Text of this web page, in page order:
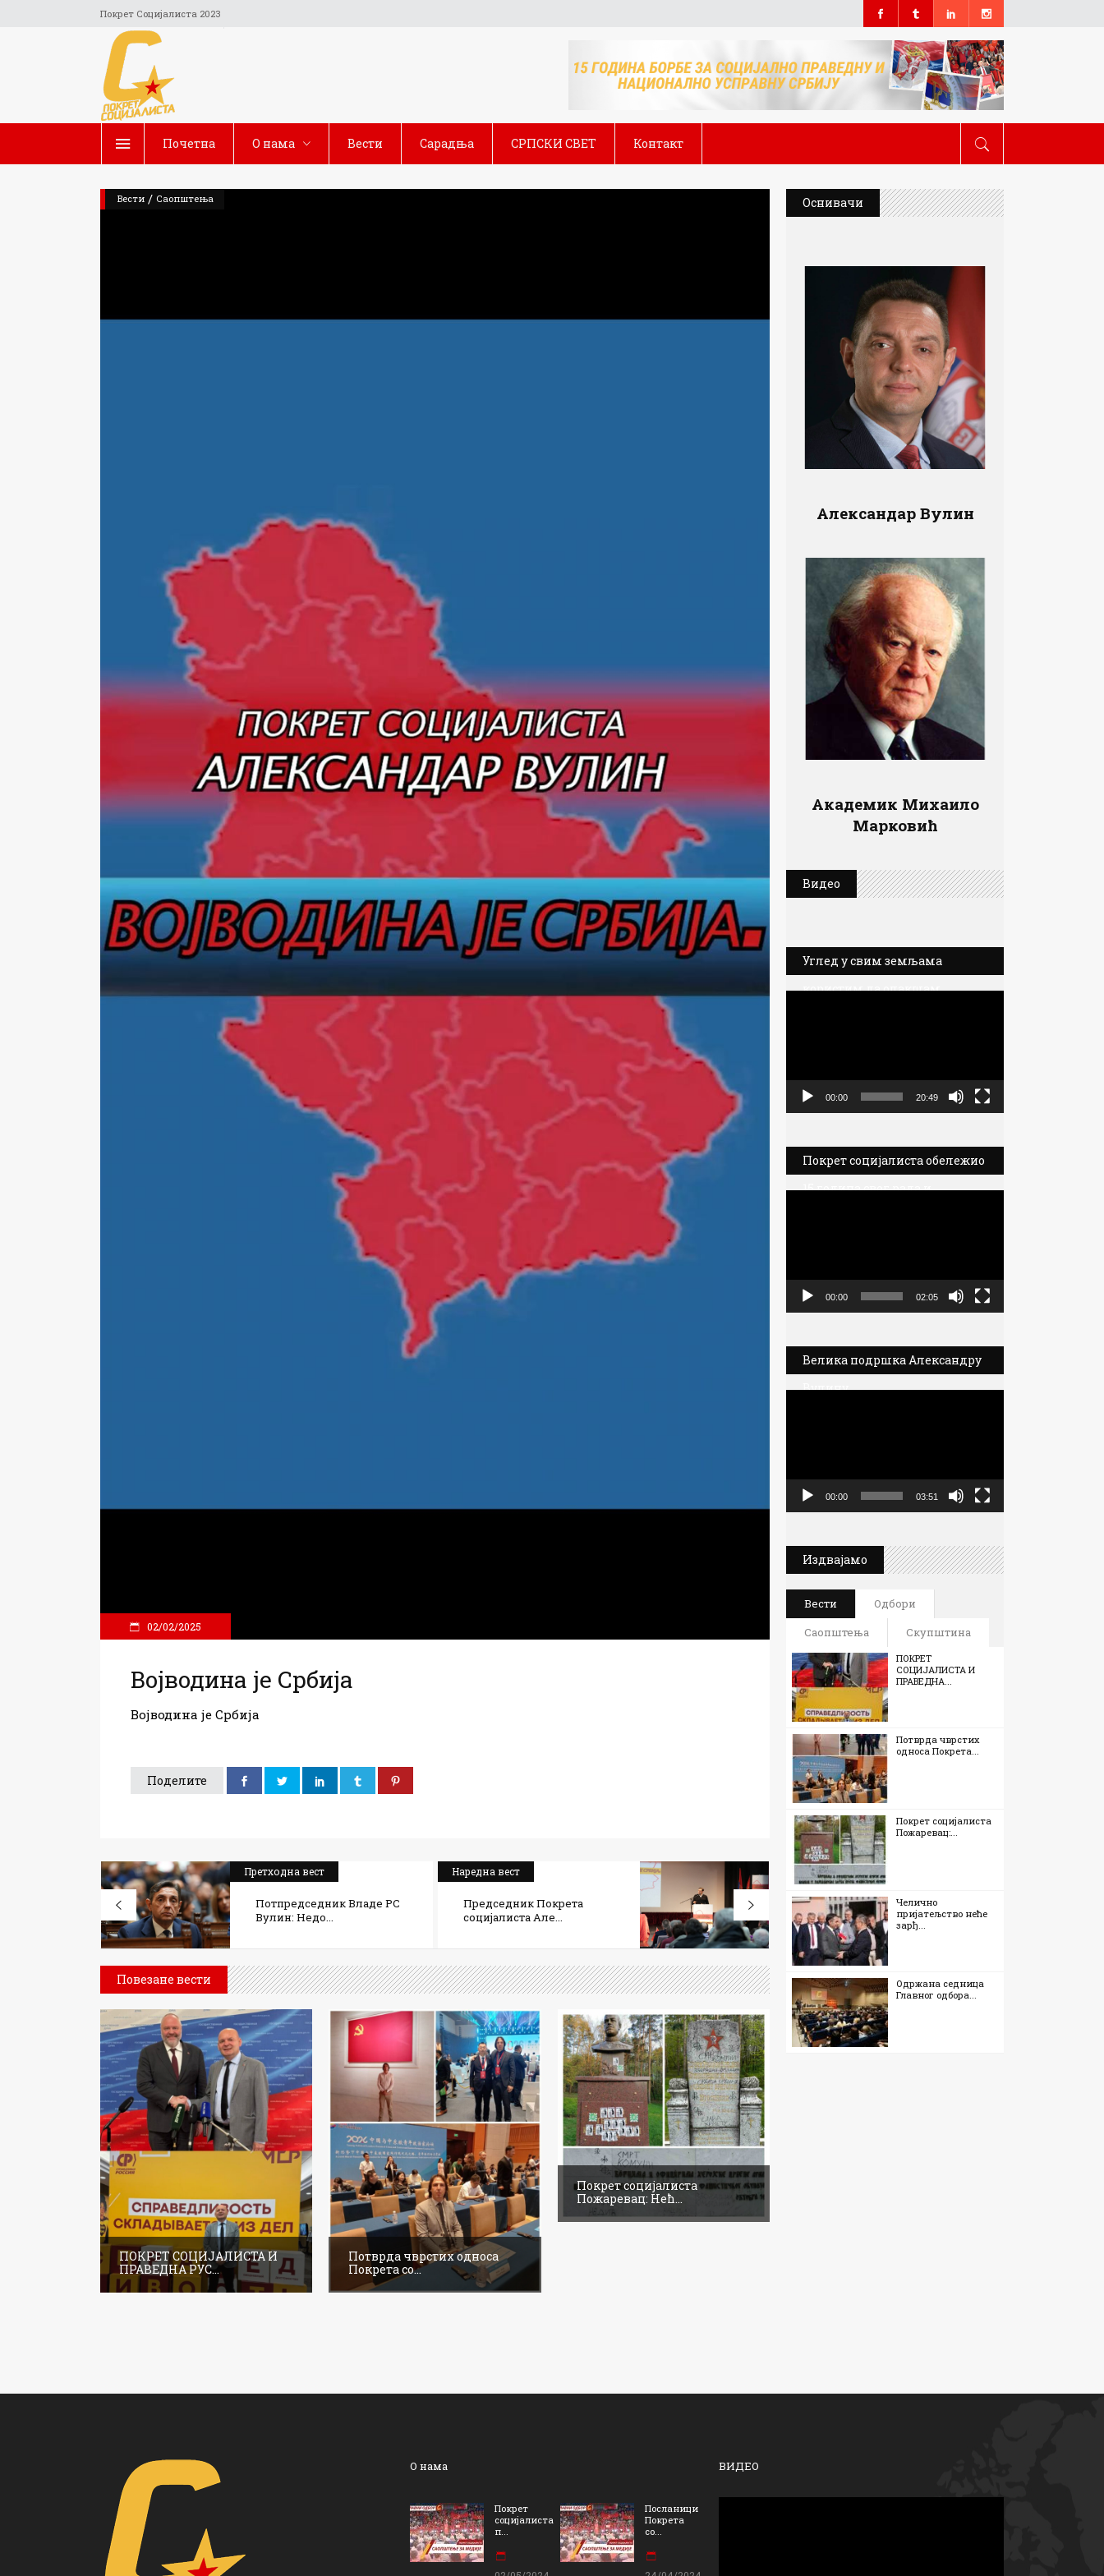
Покрет Социјалиста 2023
Почетна O нама Вести Сарадња СРПСКИ СВЕТ Контакт
Вести / Саопштења
02/02/2025
Војводина је Србија
Војводина је Србија
Поделите
Претходна вест
Потпредседник Владе РС
Вулин: Недо...
Наредна вест
Председник Покрета
социјалиста Але...
Повезане вести
ПОКРЕТ СОЦИЈАЛИСТА И
ПРАВЕДНА РУС...
Потврда чврстих односа
Покрета со...
Покрет социјалиста
Пожаревац: Нећ...
Оснивачи
Александар Вулин
Академик Михаило
Марковић
Видео
Углед у свим земљама
користим да олакшам
00:00 20:49
Покрет социјалиста обележио
15 година свог рада и
00:00 02:05
Велика подршка Александру
Вулину
00:00 03:51
Издвајамо
Вести
Одбори
Саопштења
Скупштина
ПОКРЕТ
СОЦИЈАЛИСТА И
ПРАВЕДНА...
Потврда чврстих
односа Покрета...
Покрет социјалиста
Пожаревац:...
Челично
пријатељство неће
зарђ...
Одржана седница
Главног одбора...
О нама
Покрет
социјалиста
п...
Посланици
Покрета
со...
ВИДЕО